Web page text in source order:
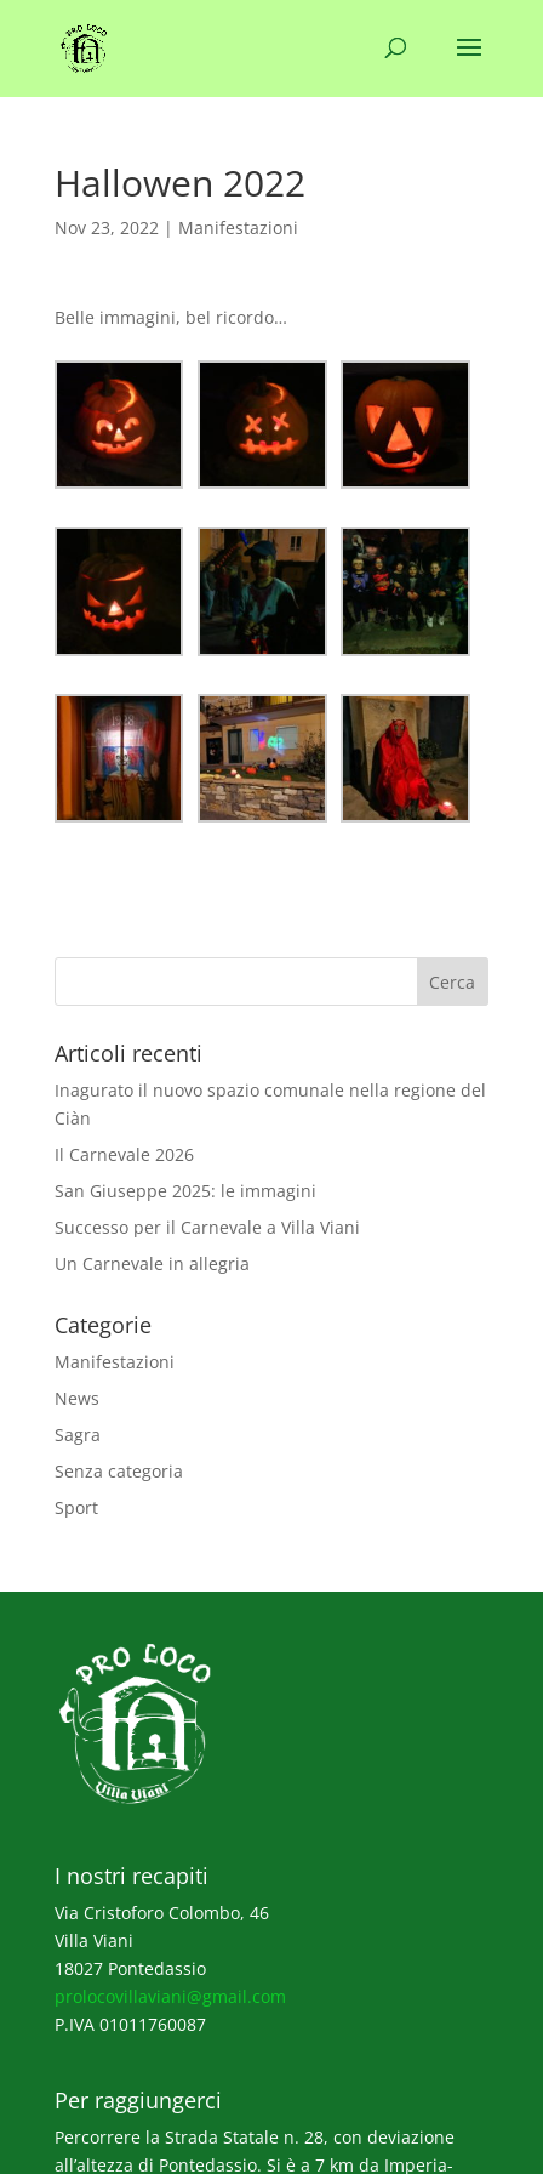
Hallowen 2022
Nov 23, 2022| Manifestazioni
Belle immagini, bel ricordo…
Articoli recenti
Inagurato il nuovo spazio comunale nella regione del
Ciàn
Il Carnevale 2026
San Giuseppe 2025: le immagini
Successo per il Carnevale a Villa Viani
Un Carnevale in allegria
Categorie
Manifestazioni
News
Sagra
Senza categoria
Sport
I nostri recapiti
Via Cristoforo Colombo, 46
Villa Viani
18027 Pontedassio
prolocovillaviani@gmail.com
P.IVA 01011760087
Per raggiungerci
Percorrere la Strada Statale n. 28, con deviazione
all’altezza di Pontedassio. Si è a 7 km da Imperia-